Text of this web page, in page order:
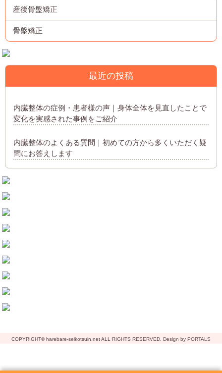
産後骨盤矯正
骨盤矯正
最近の投稿
内臓整体の症例・患者様の声｜身体全体を見直したことで
変化を実感された事例をご紹介
内臓整体のよくある質問｜初めての方から多くいただく疑
問にお答えします
COPYRIGHT© harebare-seikotsuin.net ALL RIGHTS RESERVED. Design by PORTALS